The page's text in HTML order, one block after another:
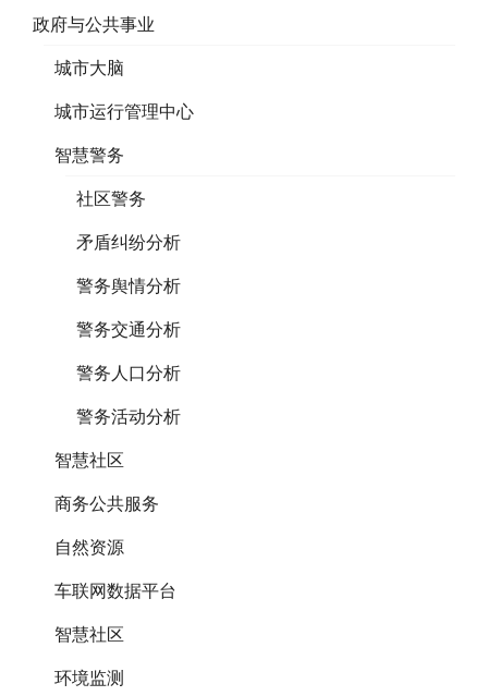
政府与公共事业
城市大脑
城市运行管理中心
智慧警务
社区警务
矛盾纠纷分析
警务舆情分析
警务交通分析
警务人口分析
警务活动分析
智慧社区
商务公共服务
自然资源
车联网数据平台
智慧社区
环境监测